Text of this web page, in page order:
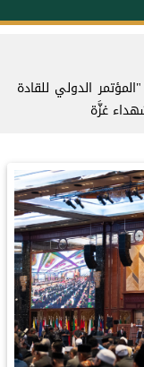
دينيةٍ من ٥٧ دولةً.. "المؤتمر الدولي للقادة
غزَّة